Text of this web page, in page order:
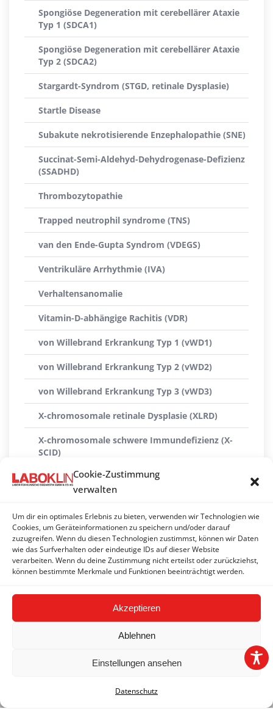
Cookie-Zustimmung
verwalten
Um dir ein optimales Erlebnis zu bieten, verwenden wir Technologien wie
Cookies, um Geräteinformationen zu speichern und/oder darauf
zuzugreifen. Wenn du diesen Technologien zustimmst, können wir Daten
wie das Surfverhalten oder eindeutige IDs auf dieser Website
verarbeiten. Wenn du deine Zustimmung nicht erteilst oder zurückziehst,
können bestimmte Merkmale und Funktionen beeinträchtigt werden.
Akzeptieren
Ablehnen
Einstellungen ansehen
Datenschutz
Spongiöse Degeneration mit cerebellärer Ataxie
Typ 1 (SDCA1)
Spongiöse Degeneration mit cerebellärer Ataxie
Typ 2 (SDCA2)
Stargardt-Syndrom (STGD, retinale Dysplasie)
Startle Disease
Subakute nekrotisierende Enzephalopathie (SNE)
Succinat-Semi-Aldehyd-Dehydrogenase-Defizienz
(SSADHD)
Thrombozytopathie
Trapped neutrophil syndrome (TNS)
van den Ende-Gupta Syndrom (VDEGS)
Ventrikuläre Arrhythmie (IVA)
Verhaltensanomalie
Vitamin-D-abhängige Rachitis (VDR)
von Willebrand Erkrankung Typ 1 (vWD1)
von Willebrand Erkrankung Typ 2 (vWD2)
von Willebrand Erkrankung Typ 3 (vWD3)
X-chromosomale retinale Dysplasie (XLRD)
X-chromosomale schwere Immundefizienz (X-
SCID)
X-linked Myopathie (XL-MTM)
ZNS-Atrophie mit zerebellarer Ataxie (CACA)
Zwergwuchs (hypophysäre Form)
Zwergwuchs (Skeletale Dysplasie 2) (SD2)
|FAQ|Hinweisgeber-/Meldesystem